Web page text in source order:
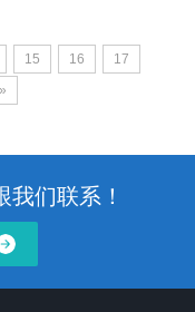
15 16
17
»
们联系！